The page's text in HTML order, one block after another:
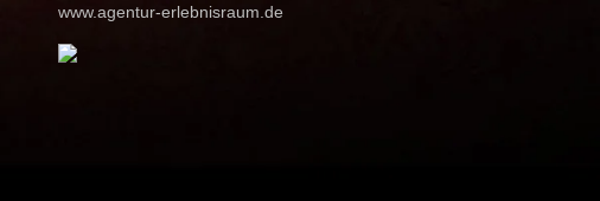
www.agentur-erlebnisraum.de